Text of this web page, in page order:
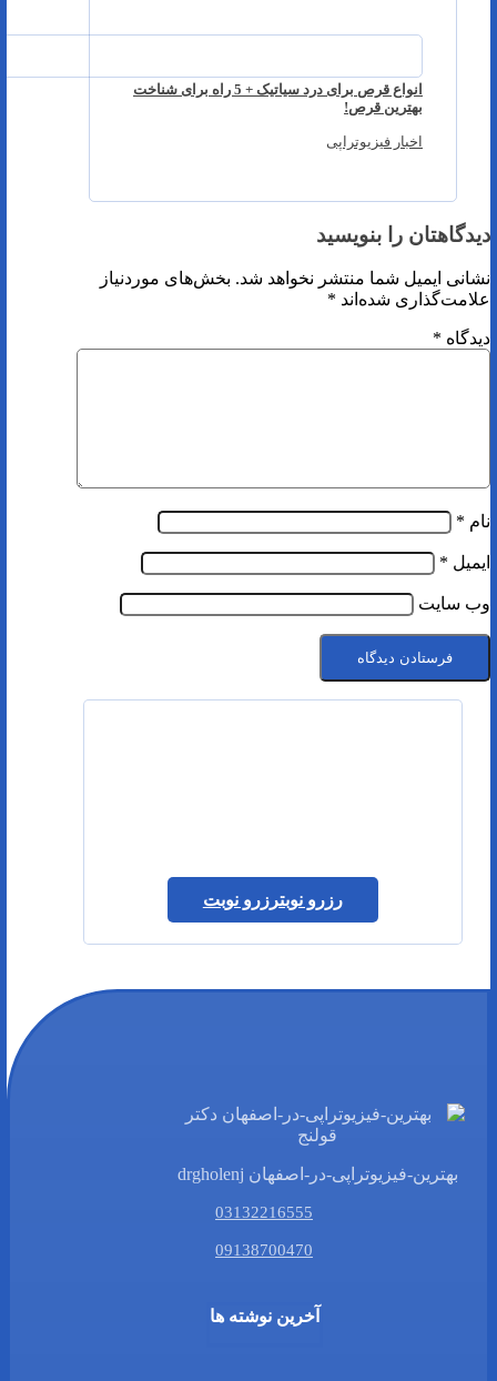
انواع قرص برای درد سیاتیک + 5 راه برای شناخت
بهترین قرص!
اخبار فیزیوتراپی
دیدگاهتان را بنویسید
نشانی ایمیل شما منتشر نخواهد شد. بخش‌های موردنیاز
علامت‌گذاری شده‌اند *
دیدگاه *
نام *
ایمیل *
وب‌ سایت
رزرو نوبترزرو نوبت
بهترین-فیزیوتراپی-در-اصفهان drgholenj
03132216555
09138700470
آخرین نوشته ها